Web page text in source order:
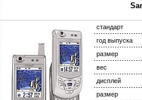
стандарт
год выпуска
размер
вес
дисплей
размер